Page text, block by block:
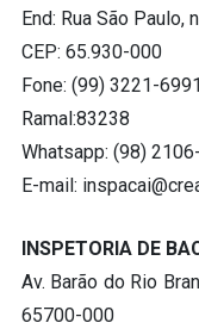
End: Rua São Paulo,
CEP: 65.930-000
Fone: (99) 3221-6991
Ramal:83238
Whatsapp: (98)
E-mail:
INSPETORIA DE
Av. Barão do Rio
65700-000